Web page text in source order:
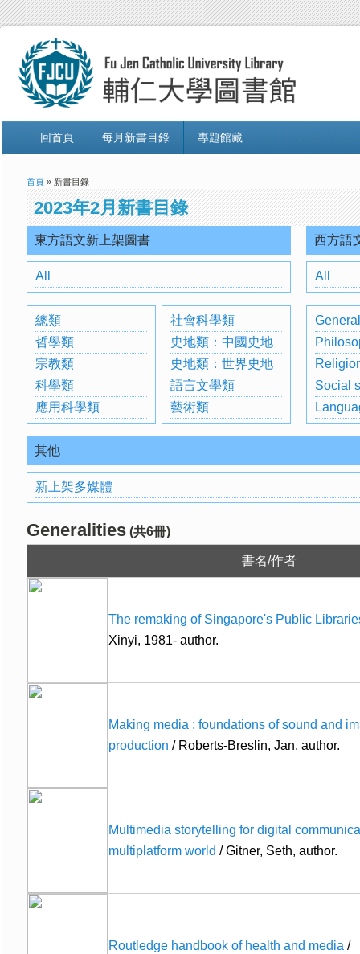
回首頁 每月新書目錄 專題館藏
首頁 » 新書目錄
2023年2月新書目錄
東方語文新上架圖書
All
總類
哲學類
宗教類
科學類
應用科學類
社會科學類
史地類：中國史地
史地類：世界史地
語言文學類
藝術類
西方語
All
Social
其他
新上架多媒體
Generalities (共6冊)
書名/作者
The remaking of Singapore's Public
Xinyi, 1981- author.
Making media : foundations of sound and
production / Roberts-Breslin, Jan, author.
Multimedia storytelling for digital
multiplatform world / Gitner, Seth, author.
Routledge handbook of health and media /